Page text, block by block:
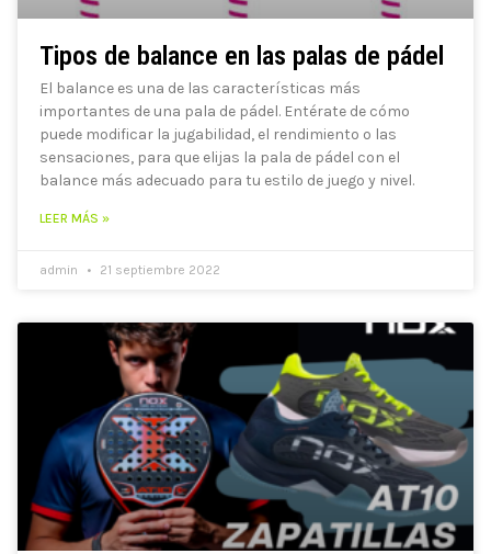
Tipos de balance en las palas de pádel
El balance es una de las características más
importantes de una pala de pádel. Entérate de cómo
puede modificar la jugabilidad, el rendimiento o las
sensaciones, para que elijas la pala de pádel con el
balance más adecuado para tu estilo de juego y nivel.
LEER MÁS »
admin 21 septiembre 2022